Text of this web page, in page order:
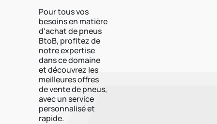
Pour tous vos
besoins en matière
d'achat de pneus
BtoB, profitez de
notre expertise
dans ce domaine
et découvrez les
meilleures offres
de vente de pneus,
avec un service
personnalisé et
rapide.